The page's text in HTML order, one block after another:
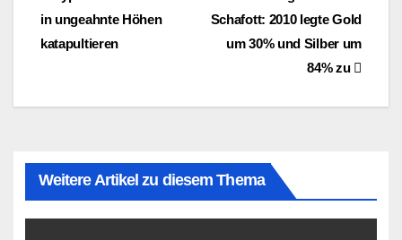
Schafott: 2010 legte Gold
um 30% und Silber um
84% zu
in ungeahnte Höhen
katapultieren
Weitere Artikel zu diesem Thema